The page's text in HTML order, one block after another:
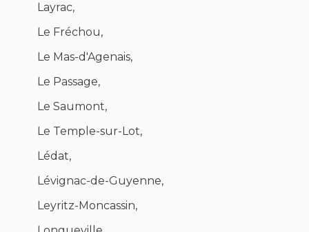
Layrac,
Le Fréchou,
Le Mas-d'Agenais,
Le Passage,
Le Saumont,
Le Temple-sur-Lot,
Lédat,
Lévignac-de-Guyenne,
Leyritz-Moncassin,